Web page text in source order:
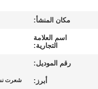
الجودةمكان المنشأ:
اسم العلامة
التجارية:
رقم الموديل:
أبرز:
شعرت